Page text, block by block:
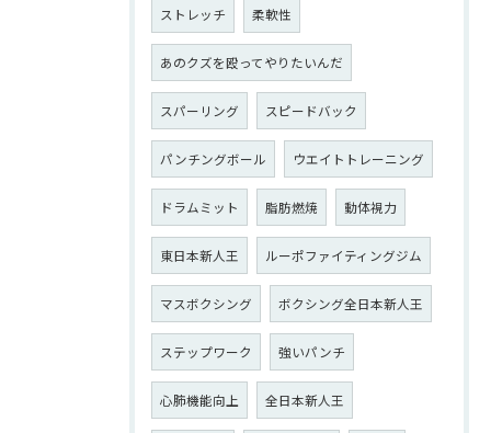
ストレッチ 柔軟性
あのクズを殴ってやりたいんだ
スパーリング スピードバック
パンチングボール ウエイトトレーニング
ドラムミット 脂肪燃焼 動体視力
東日本新人王 ルーポファイティングジム
マスボクシング ボクシング全日本新人王
ステップワーク 強いパンチ
心肺機能向上 全日本新人王